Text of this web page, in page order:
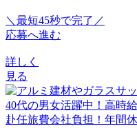
＼最短45秒で完了／
応募へ進む
詳しく
見る